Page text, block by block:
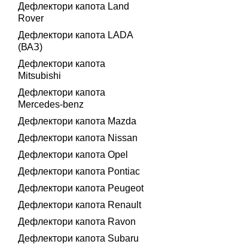
Дефлектори капота Land
Rover
Дефлектори капота LADA
(ВАЗ)
Дефлектори капота
Mitsubishi
Дефлектори капота
Mercedes-benz
Дефлектори капота Mazda
Дефлектори капота Nissan
Дефлектори капота Opel
Дефлектори капота Pontiac
Дефлектори капота Peugeot
Дефлектори капота Renault
Дефлектори капота Ravon
Дефлектори капота Subaru